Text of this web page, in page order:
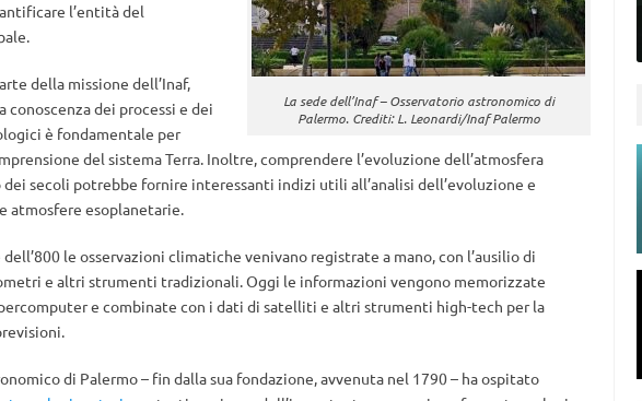
La sede dell’Inaf – Osservatorio astronomico di
Palermo. Crediti: L. Leonardi/Inaf Palermo
l’entità del
.
della missione dell’Inaf,
conoscenza dei processi e dei
è fondamentale per
del sistema Terra. Inoltre, comprendere l’evoluzione dell’atmosfera
secoli potrebbe fornire interessanti indizi utili all’analisi dell’evoluzione e
atmosfere esoplanetarie.
le osservazioni climatiche venivano registrate a mano, con l’ausilio di
e altri strumenti tradizionali. Oggi le informazioni vengono memorizzate
e combinate con i dati di satelliti e altri strumenti high-tech per la
di Palermo – fin dalla sua fondazione, avvenuta nel 1790 – ha ospitato